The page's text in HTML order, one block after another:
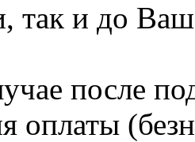
так и до
после
оплаты